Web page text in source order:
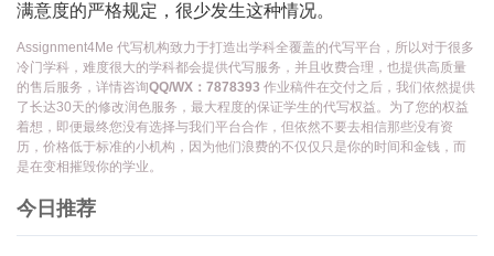
满意度的严格规定，很少发生这种情况。
Assignment4Me 代写机构致力于打造出学科全覆盖的代写平台，所以对于很多
冷门学科，难度很大的学科都会提供代写服务，并且收费合理，也提供高质量
的售后服务，详情咨询QQ/WX：7878393 作业稿件在交付之后，我们依然提供
了长达30天的修改润色服务，最大程度的保证学生的代写权益。为了您的权益
着想，即便最终您没有选择与我们平台合作，但依然不要去相信那些没有资
历，价格低于标准的小机构，因为他们浪费的不仅仅只是你的时间和金钱，而
是在变相摧毁你的学业。
今日推荐